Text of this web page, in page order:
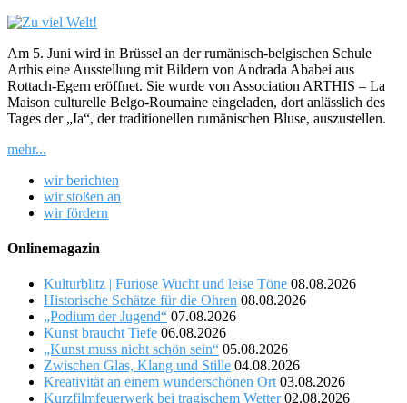
Am 5. Juni wird in Brüssel an der rumänisch-belgischen Schule
Arthis eine Ausstellung mit Bildern von Andrada Ababei aus
Rottach-Egern eröffnet. Sie wurde von Association ARTHIS – La
Maison culturelle Belgo-Roumaine eingeladen, dort anlässlich des
Tages der „Ia“, der traditionellen rumänischen Bluse, auszustellen.
mehr...
wir berichten
wir stoßen an
wir fördern
Onlinemagazin
Kulturblitz | Furiose Wucht und leise Töne 08.08.2026
Historische Schätze für die Ohren 08.08.2026
„Podium der Jugend“ 07.08.2026
Kunst braucht Tiefe 06.08.2026
„Kunst muss nicht schön sein“ 05.08.2026
Zwischen Glas, Klang und Stille 04.08.2026
Kreativität an einem wunderschönen Ort 03.08.2026
Kurzfilmfeuerwerk bei tragischem Wetter 02.08.2026